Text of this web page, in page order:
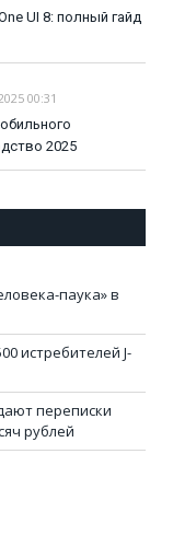
UI 8: полный гайд
00:31
2025
паука» в
истребителей J-
переписки
рублей